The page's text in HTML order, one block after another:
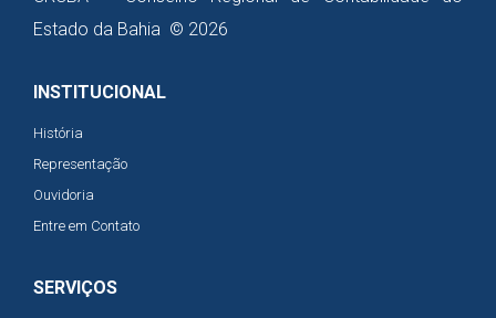
Estado da Bahia © 2026
INSTITUCIONAL
História
Representação
Ouvidoria
Entre em Contato
SERVIÇOS